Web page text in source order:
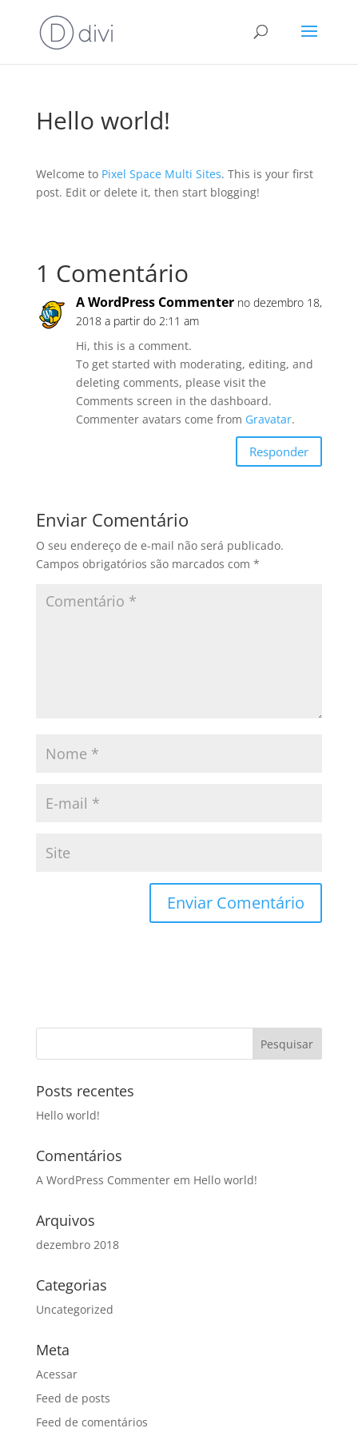
Hello world!
Welcome to Pixel Space Multi Sites. This is your first
post. Edit or delete it, then start blogging!
1 Comentário
A WordPress Commenter no dezembro 18,
2018 a partir do 2:11 am
Hi, this is a comment.
To get started with moderating, editing, and
deleting comments, please visit the
Comments screen in the dashboard.
Commenter avatars come from Gravatar.
Responder
Enviar Comentário
O seu endereço de e-mail não será publicado.
Campos obrigatórios são marcados com *
Posts recentes
Hello world!
Comentários
A WordPress Commenterem Hello world!
Arquivos
dezembro 2018
Categorias
Uncategorized
Meta
Acessar
Feed de posts
Feed de comentários